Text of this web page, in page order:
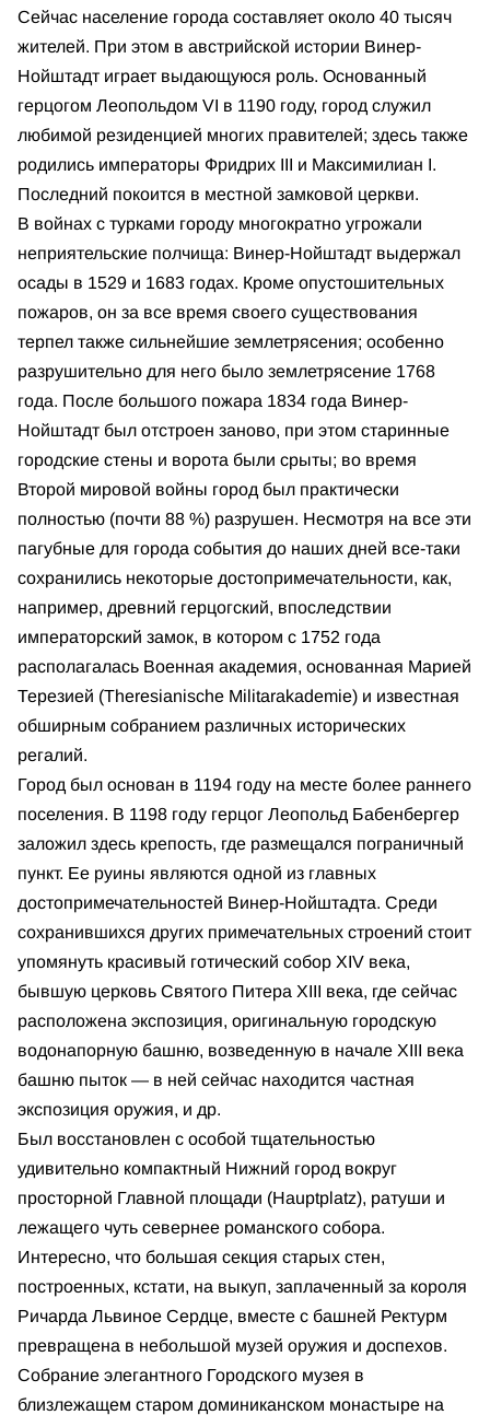
Сейчас население города составляет около 40 тысяч
жителей. При этом в австрийской истории Винер-
Нойштадт играет выдающуюся роль. Основанный
герцогом Леопольдом VI в 1190 году, город служил
любимой резиденцией многих правителей; здесь также
родились императоры Фридрих III и Максимилиан I.
Последний покоится в местной замковой церкви.
В войнах с турками городу многократно угрожали
неприятельские полчища: Винер-Нойштадт выдержал
осады в 1529 и 1683 годах. Кроме опустошительных
пожаров, он за все время своего существования
терпел также сильнейшие землетрясения; особенно
разрушительно для него было землетрясение 1768
года. После большого пожара 1834 года Винер-
Нойштадт был отстроен заново, при этом старинные
городские стены и ворота были срыты; во время
Второй мировой войны город был практически
полностью (почти 88 %) разрушен. Несмотря на все эти
пагубные для города события до наших дней все-таки
сохранились некоторые достопримечательности, как,
например, древний герцогский, впоследствии
императорский замок, в котором с 1752 года
располагалась Военная академия, основанная Марией
Терезией (Theresianische Militarakademie) и известная
обширным собранием различных исторических
регалий.
Город был основан в 1194 году на месте более раннего
поселения. В 1198 году герцог Леопольд Бабенбергер
заложил здесь крепость, где размещался пограничный
пункт. Ее руины являются одной из главных
достопримечательностей Винер-Нойштадта. Среди
сохранившихся других примечательных строений стоит
упомянуть красивый готический собор XIV века,
бывшую церковь Святого Питера XIII века, где сейчас
расположена экспозиция, оригинальную городскую
водонапорную башню, возведенную в начале XIII века
башню пыток — в ней сейчас находится частная
экспозиция оружия, и др.
Был восстановлен с особой тщательностью
удивительно компактный Нижний город вокруг
просторной Главной площади (Hauptplatz), ратуши и
лежащего чуть севернее романского собора.
Интересно, что большая секция старых стен,
построенных, кстати, на выкуп, заплаченный за короля
Ричарда Львиное Сердце, вместе с башней Ректурм
превращена в небольшой музей оружия и доспехов.
Собрание элегантного Городского музея в
близлежащем старом доминиканском монастыре на